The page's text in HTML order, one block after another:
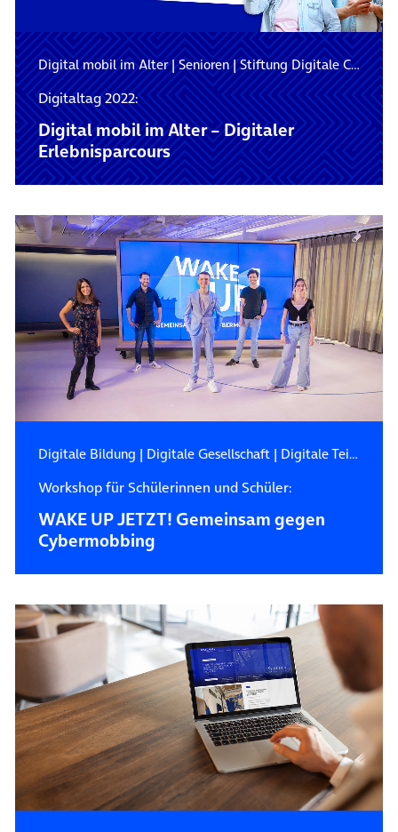
Digital mobil im Alter|Senioren|Stiftung Digitale Chancen
Digitaltag 2022:
Digital mobil im Alter – Digitaler
Erlebnisparcours
Digitale Bildung | Digitale Gesellschaft| Digitale Teilhabe
Workshop für Schülerinnen und Schüler:
WAKE UP JETZT! Gemeinsam gegen
Cybermobbing